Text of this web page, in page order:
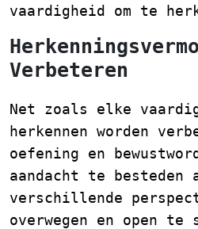
vaardigheid om te
Verbeteren
Net zoals elke
herkennen worden
oefening en
aandacht te besteden
verschillende
overwegen en open te